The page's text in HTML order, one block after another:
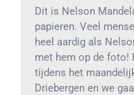
Dit is Nelson
papieren. Veel
heel aardig als
met hem op de
tijdens het
Driebergen en we